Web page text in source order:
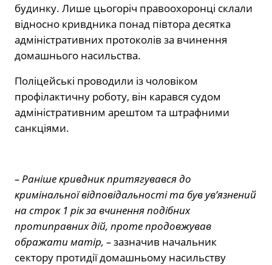
будинку. Лише цьогоріч правоохоронці склали
відносно кривдника понад півтора десятка
адміністративних протоколів за вчинення
домашнього насильства.
Поліцейські проводили із чоловіком
профілактичну роботу, він карався судом
адміністративним арештом та штрафними
санкціями.
– Раніше кривдник притягувався до
кримінальної відповідальності та був ув’язнений
на строк 1 рік за вчинення подібних
протиправних дій, проте продовжував
ображати матір, –зазначив начальник
сектору протидії домашньому насильству